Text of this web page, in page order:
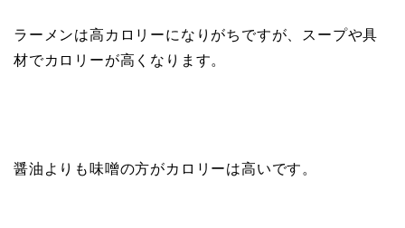
ラーメンは高カロリーになりがちですが、スープや具
材でカロリーが高くなります。
醤油よりも味噌の方がカロリーは高いです。